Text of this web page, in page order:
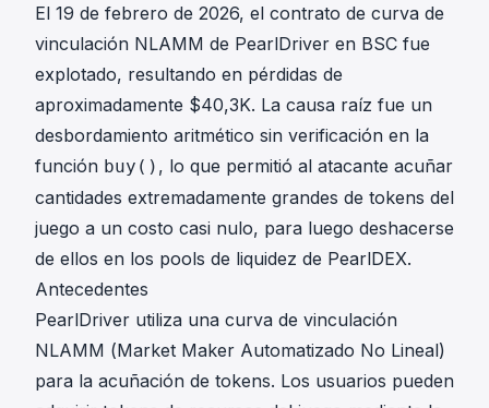
El 19 de febrero de 2026, el contrato de curva de
vinculación NLAMM de PearlDriver en BSC fue
explotado, resultando en pérdidas de
aproximadamente $40,3K. La causa raíz fue un
desbordamiento aritmético sin verificación en la
función buy() , lo que permitió al atacante acuñar
cantidades extremadamente grandes de tokens del
juego a un costo casi nulo, para luego deshacerse
de ellos en los pools de liquidez de PearlDEX.
Antecedentes
PearlDriver utiliza una curva de vinculación
NLAMM (Market Maker Automatizado No Lineal)
para la acuñación de tokens. Los usuarios pueden